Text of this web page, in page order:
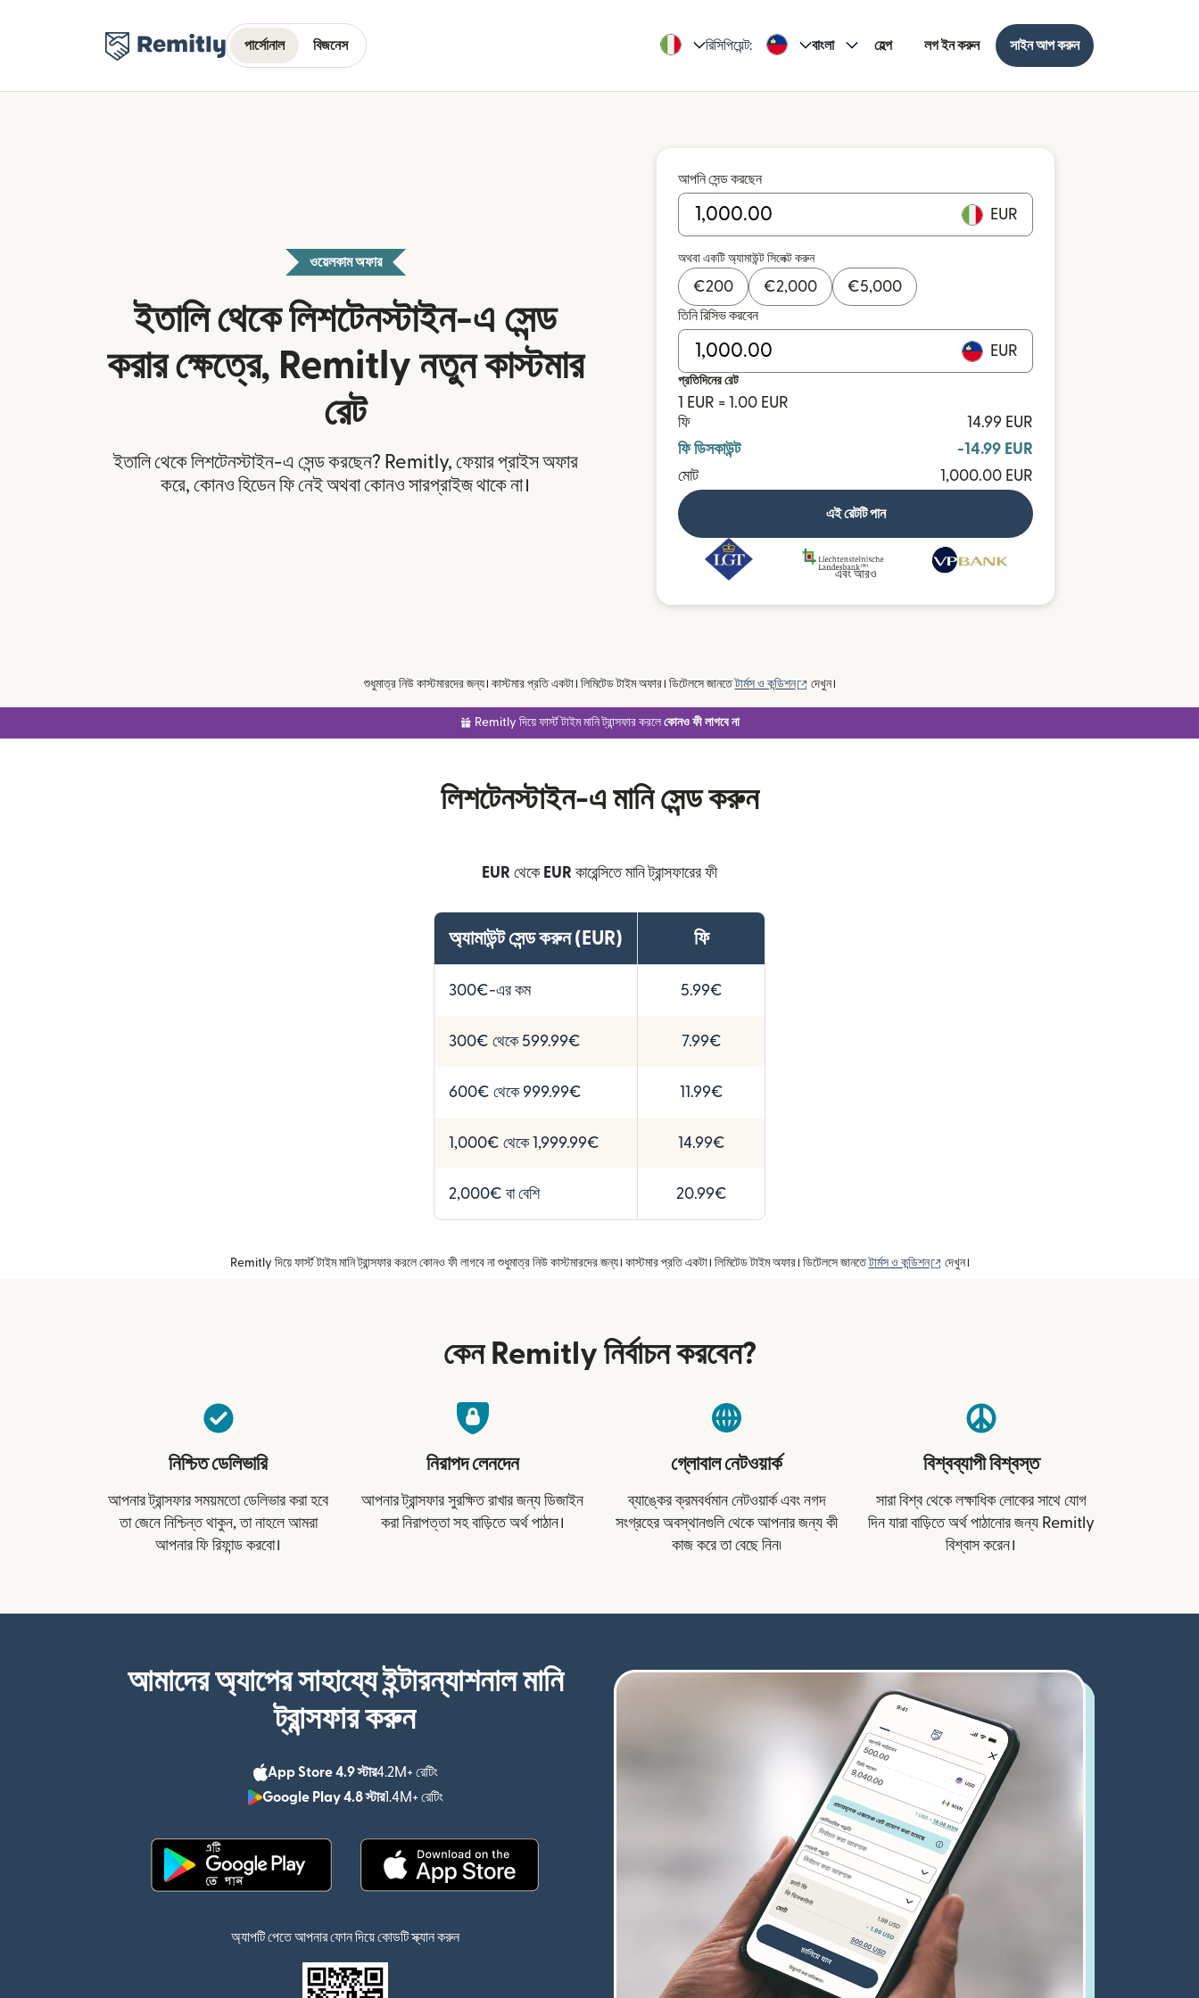
পার্সোনাল বিজনেস রিসিপিয়েন্ট: বাংলা হেল্প লগ ইন করুন সাইন আপ করুন
ওয়েলকাম অফার
ইতালি থেকে লিশটেনস্টাইন-এ সেন্ড
করার ক্ষেত্রে, Remitly নতুন কাস্টমার
রেট
ইতালি থেকে লিশটেনস্টাইন-এ সেন্ড করছেন? Remitly, ফেয়ার প্রাইস অফার
করে, কোনও হিডেন ফি নেই অথবা কোনও সারপ্রাইজ থাকে না।
আপনি সেন্ড করছেন
EUR
অথবা একটি অ্যামাউন্ট সিলেক্ট করুন
€200 €2,000 €5,000
তিনি রিসিভ করবেন
EUR
প্রতিদিনের রেট
1 EUR = 1.00 EUR
ফি
14.99 EUR
ফি ডিসকাউন্ট
-14.99 EUR
মোট
1,000.00 EUR
এই রেটটি পান
এবং আরও
শুধুমাত্র নিউ কাস্টমারদের জন্য। কাস্টমার প্রতি একটা। লিমিটেড টাইম অফার। ডিটেলসে জানতেটার্মস ও কন্ডিশন (নতুন উইন্ডোতে খুলবে)
দেখুন।
Remitly দিয়ে ফার্স্ট টাইম মানি ট্রান্সফার করলে কোনও ফী লাগবে না
লিশটেনস্টাইন-এ মানি সেন্ড করুন
EUR থেকে EUR কারেন্সিতে মানি ট্রান্সফারের ফী
অ্যামাউন্ট সেন্ড করুন (EUR) ফি
300€-এর কম 5.99€
300€ থেকে 599.99€ 7.99€
600€ থেকে 999.99€ 11.99€
1,000€ থেকে 1,999.99€ 14.99€
2,000€ বা বেশি 20.99€
Remitly দিয়ে ফার্স্ট টাইম মানি ট্রান্সফার করলে কোনও ফী লাগবে না শুধুমাত্র নিউ কাস্টমারদের জন্য। কাস্টমার প্রতি একটা। লিমিটেড টাইম অফার। ডিটেলসে জানতেটার্মস ও কন্ডিশন (নতুন উইন্ডোতে খুলবে)
দেখুন।
কেন Remitly নির্বাচন করবেন?
নিশ্চিত ডেলিভারি
আপনার ট্রান্সফার সময়মতো ডেলিভার করা হবে
তা জেনে নিশ্চিন্ত থাকুন, তা নাহলে আমরা
আপনার ফি রিফান্ড করবো।
নিরাপদ লেনদেন
আপনার ট্রান্সফার সুরক্ষিত রাখার জন্য ডিজাইন
করা নিরাপত্তা সহ বাড়িতে অর্থ পাঠান।
গ্লোবাল নেটওয়ার্ক
ব্যাঙ্কের ক্রমবর্ধমান নেটওয়ার্ক এবং নগদ
সংগ্রহের অবস্থানগুলি থেকে আপনার জন্য কী
কাজ করে তা বেছে নিন৷
বিশ্বব্যাপী বিশ্বস্ত
সারা বিশ্ব থেকে লক্ষাধিক লোকের সাথে যোগ
দিন যারা বাড়িতে অর্থ পাঠানোর জন্য Remitly
বিশ্বাস করেন।
আমাদের অ্যাপের সাহায্যে ইন্টারন্যাশনাল মানি
ট্রান্সফার করুন
App Store 4.9 স্টার4.2M+ রেটিং
Google Play 4.8 স্টার1.4M+ রেটিং
অ্যাপটি পেতে আপনার ফোন দিয়ে কোডটি স্ক্যান করুন